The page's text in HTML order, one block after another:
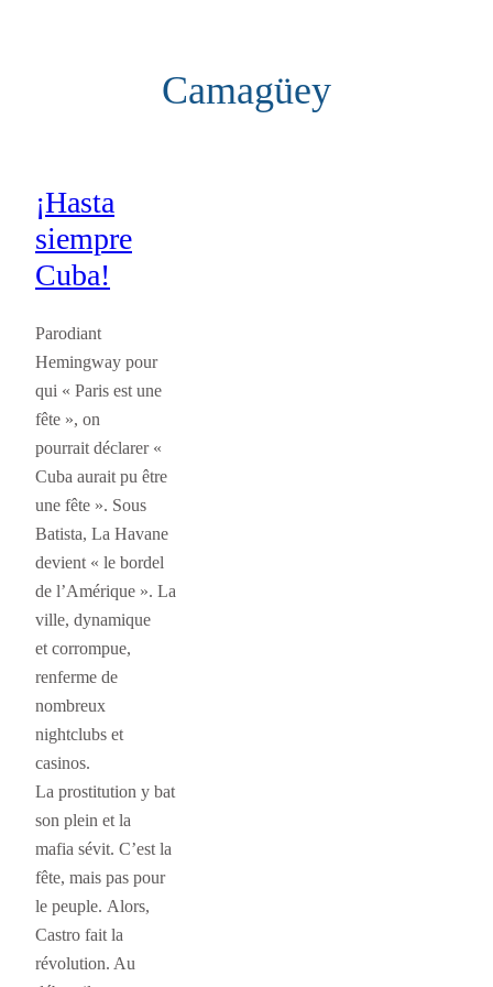
Camagüey
¡Hasta
siempre
Cuba!
Parodiant
Hemingway pour
qui « Paris est une
fête », on
pourrait déclarer «
Cuba aurait pu être
une fête ». Sous
Batista, La Havane
devient « le bordel
de l’Amérique ». La
ville, dynamique
et corrompue,
renferme de
nombreux
nightclubs et
casinos.
La prostitution y bat
son plein et la
mafia sévit. C’est la
fête, mais pas pour
le peuple. Alors,
Castro fait la
révolution. Au